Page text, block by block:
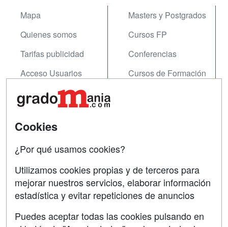
Mapa
Quienes somos
Tarifas publicidad
Acceso Usuarios
Acceso Centros
Masters y Postgrados
Cursos FP
Conferencias
Cursos de Formación
Contactar
Copyleft
Cookies
¿Por qué usamos cookies?
Utilizamos cookies propias y de terceros para
mejorar nuestros servicios, elaborar información
estadística y evitar repeticiones de anuncios
Puedes aceptar todas las cookies pulsando en